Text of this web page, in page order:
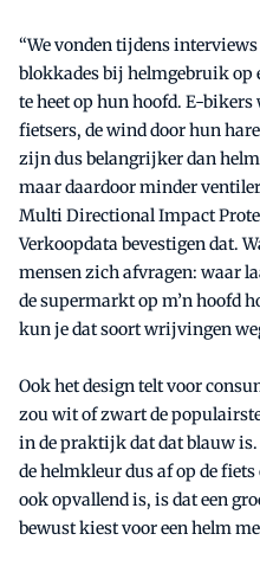
“We vonden tijdens
blokkades bij helmgebruik op
te heet op hun hoofd. E-
fietsers, de wind door hun
zijn dus belangrijker dan
maar daardoor minder
Multi Directional Impact
Verkoopdata bevestigen dat.
mensen zich afvragen: waar
de supermarkt op m’n hoofd
kun je dat soort wrijvingen
Ook het design telt voor
zou wit of zwart de
in de praktijk dat dat blauw
de helmkleur dus af op de
ook opvallend is, is dat een
bewust kiest voor een helm